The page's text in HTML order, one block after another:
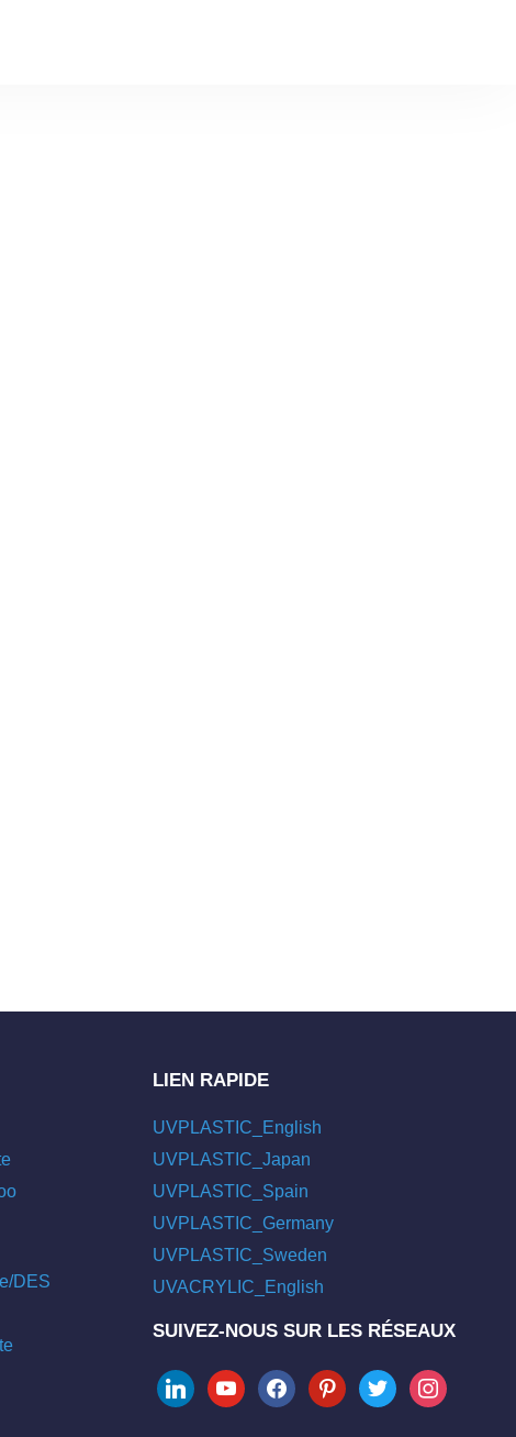
DES
LIEN RAPIDE
UVPLASTIC_English
UVPLASTIC_Japan
UVPLASTIC_Spain
UVPLASTIC_Germany
UVPLASTIC_Sweden
UVACRYLIC_English
SUIVEZ-NOUS SUR LES RÉSEAUX
linkedinyoutubefacebookpinteresttwitter instagram